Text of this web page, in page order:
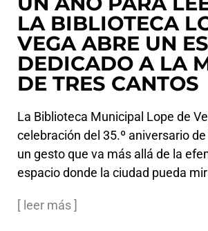
LA BIBLIOTECA
VEGA ABRE UN
DEDICADO A LA
DE TRES CANTOS
La Biblioteca Municipal Lope de
celebración del 35.º aniversario
un gesto que va más allá de la
espacio donde la ciudad pueda
[ leer más ]